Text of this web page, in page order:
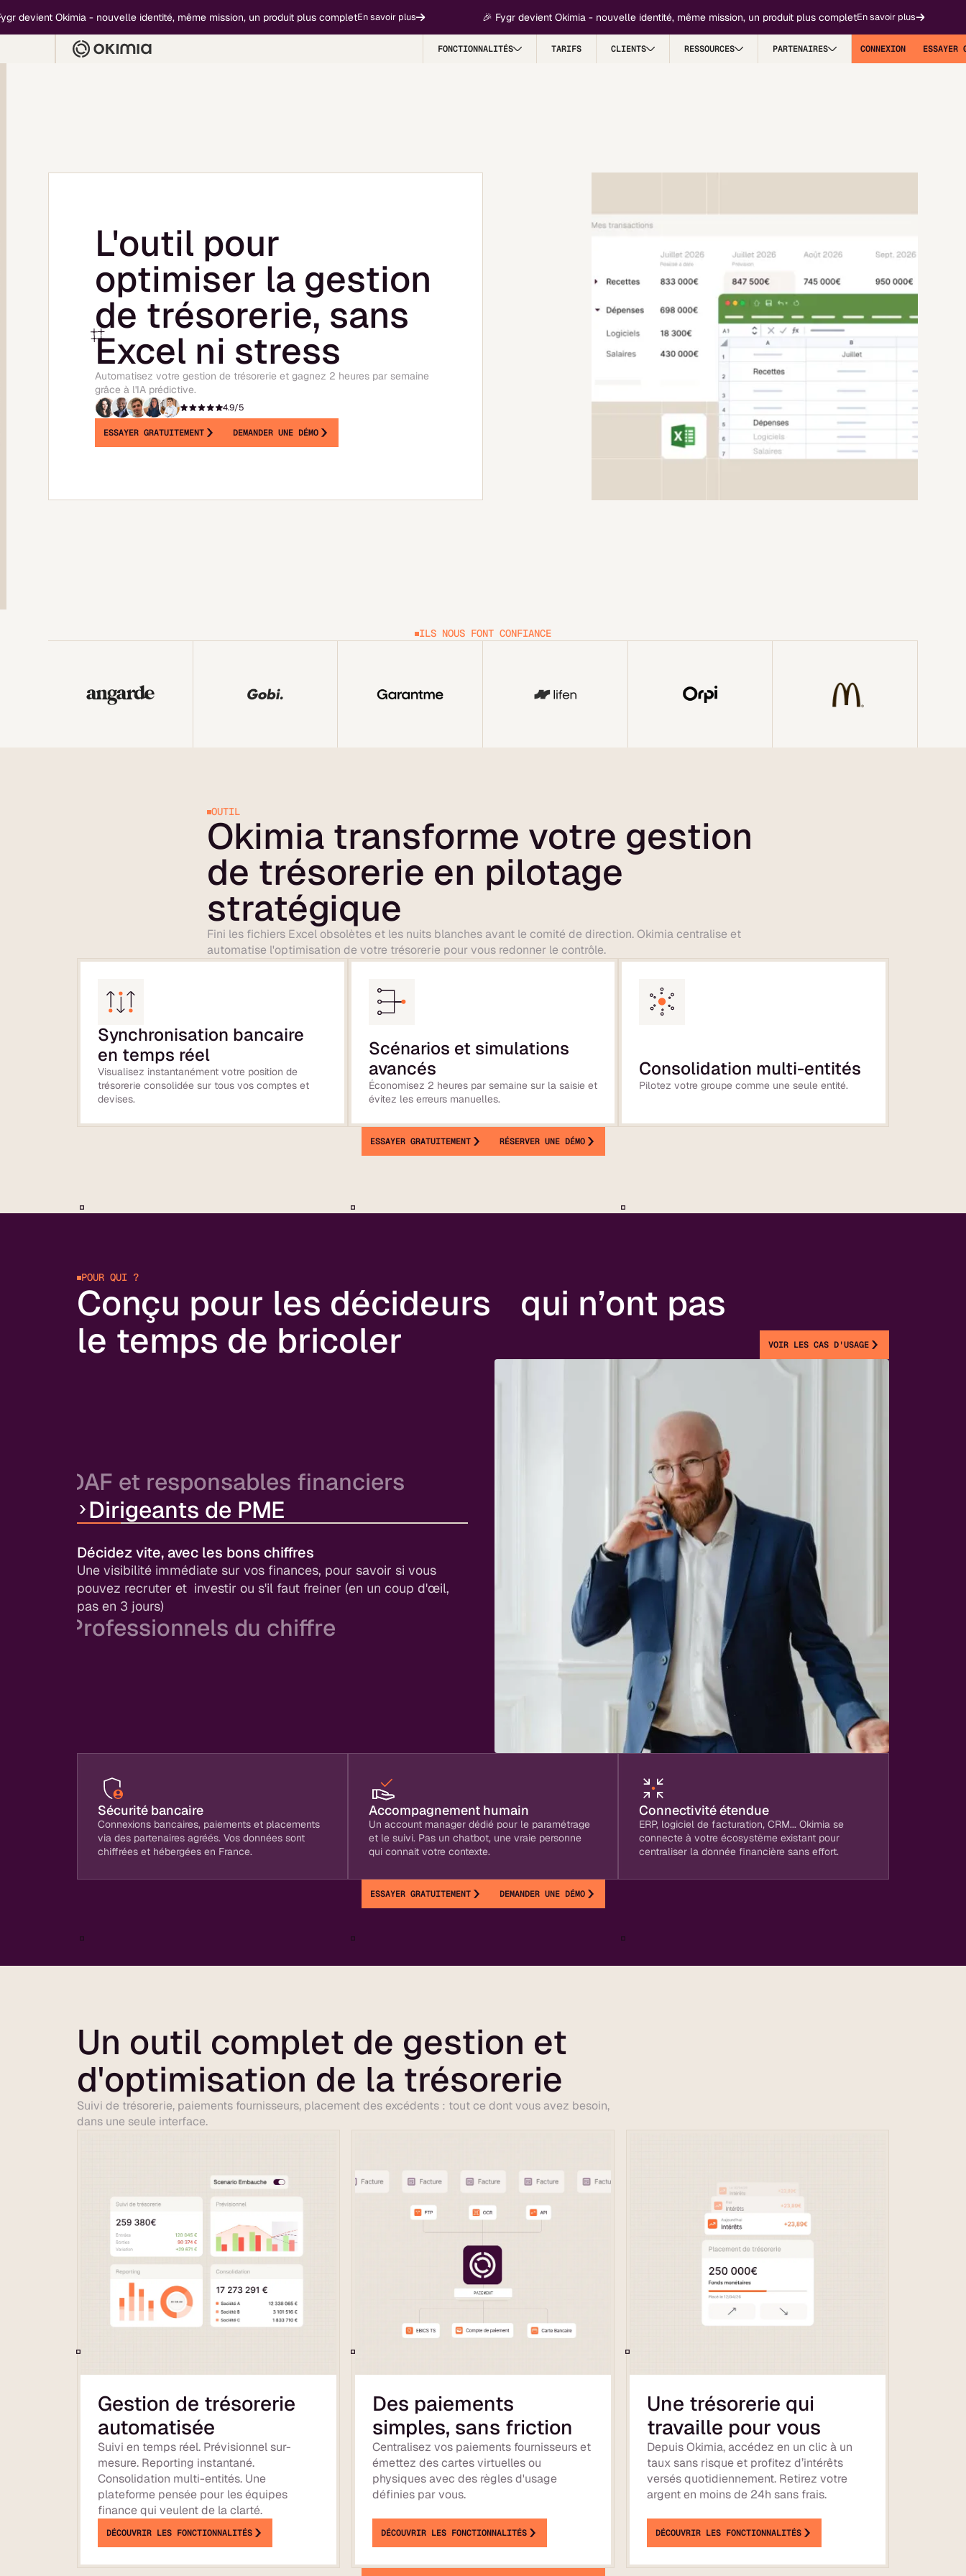
Okimia - nouvelle identité, même mission, un produit plus completEn savoir plus 🎉 Fygr devient Okimia - nouvelle identité, même mission, un produit plus completEn savoir plus
FONCTIONNALITÉS TARIFS CLIENTS RESSOURCES PARTENAIRES CONNEXION ESSAYER
L'outil pour
optimiser la gestion
de trésorerie, sans
Excel ni stress
Automatisez votre gestion de trésorerie et gagnez 2 heures par semaine
grâce à l'IA prédictive.
4.9/5
ESSAYER GRATUITEMENT DEMANDER UNE DÉMO
ILS NOUS FONT CONFIANCE
OUTIL
Okimia transforme votre gestion
de trésorerie en pilotage
stratégique
Fini les fichiers Excel obsolètes et les nuits blanches avant le comité de direction. Okimia centralise et
automatise l'optimisation de votre trésorerie pour vous redonner le contrôle.
Synchronisation bancaire
en temps réel
Visualisez instantanément votre position de
trésorerie consolidée sur tous vos comptes et
devises.
Scénarios et simulations
avancés
Économisez 2 heures par semaine sur la saisie et
évitez les erreurs manuelles.
Consolidation multi-entités
Pilotez votre groupe comme une seule entité.
ESSAYER GRATUITEMENT RÉSERVER UNE DÉMO
POUR QUI ?
Conçu pour les décideurs qui n’ont pas
le temps de bricoler
VOIR LES CAS D'USAGE
DAF et responsables financiers
Optimisez votre pilotage de trésorerie
Toute votre trésorerie centralisée, des prévisions fiables, et plus
ajoutée).
Dirigeants de PME
Décidez vite, avec les bons chiffres
Une visibilité immédiate sur vos finances, pour savoir si vous
pouvez recruter et investir ou s'il faut freiner (en un coup d'œil,
pas en 3 jours)
Professionnels du chiffre
Sécurité bancaire
Connexions bancaires, paiements et placements
via des partenaires agréés. Vos données sont
chiffrées et hébergées en France.
Accompagnement humain
Un account manager dédié pour le paramétrage
et le suivi. Pas un chatbot, une vraie personne
qui connait votre contexte.
Connectivité étendue
ERP, logiciel de facturation, CRM... Okimia se
connecte à votre écosystème existant pour
centraliser la donnée financière sans effort.
ESSAYER GRATUITEMENT DEMANDER UNE DÉMO
Un outil complet de gestion et
d'optimisation de la trésorerie
Suivi de trésorerie, paiements fournisseurs, placement des excédents : tout ce dont vous avez besoin,
dans une seule interface.
Gestion de trésorerie
automatisée
Suivi en temps réel. Prévisionnel sur-
mesure. Reporting instantané.
Consolidation multi-entités. Une
plateforme pensée pour les équipes
finance qui veulent de la clarté.
DÉCOUVRIR LES FONCTIONNALITÉS
Des paiements
simples, sans friction
Centralisez vos paiements fournisseurs et
émettez des cartes virtuelles ou
physiques avec des règles d'usage
définies par vous.
DÉCOUVRIR LES FONCTIONNALITÉS
Une trésorerie qui
travaille pour vous
Depuis Okimia, accédez en un clic à un
taux sans risque et profitez d’intérêts
versés quotidiennement. Retirez votre
argent en moins de 24h sans frais.
DÉCOUVRIR LES FONCTIONNALITÉS